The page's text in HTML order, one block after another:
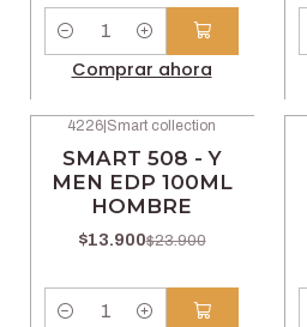
Cantidad
Comprar ahora
4226|Smart collection
SMART 508 - Y
MEN EDP 100ML
HOMBRE
$13.900$23.900